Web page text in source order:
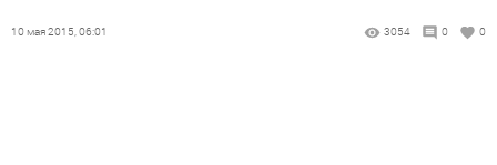
10 мая 2015, 06:01 3054 0 0